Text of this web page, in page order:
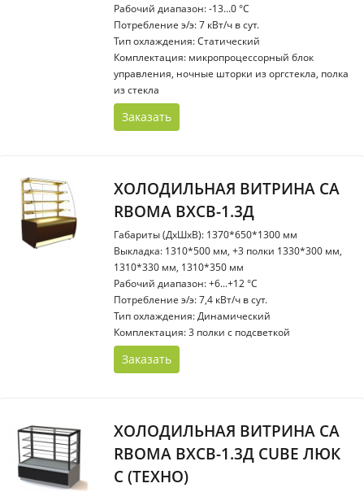
Рабочий диапазон: -13...0 °С
Потребление э/э: 7 кВт/ч в сут.
Тип охлаждения: Статический
Комплектация: микропроцессорный блок
управления, ночные шторки из оргстекла, полка
из стекла
Заказать
ХОЛОДИЛЬНАЯ ВИТРИНА CA
RBOMA ВХСВ-1.3Д
Габариты (ДхШхВ): 1370*650*1300 мм
Выкладка: 1310*500 мм, +3 полки 1330*300 мм,
1310*330 мм, 1310*350 мм
Рабочий диапазон: +6...+12 °С
Потребление э/э: 7,4 кВт/ч в сут.
Тип охлаждения: Динамический
Комплектация: 3 полки с подсветкой
Заказать
ХОЛОДИЛЬНАЯ ВИТРИНА CA
RBOMA ВХСВ-1.3Д CUBE ЛЮК
С (ТЕХНО)